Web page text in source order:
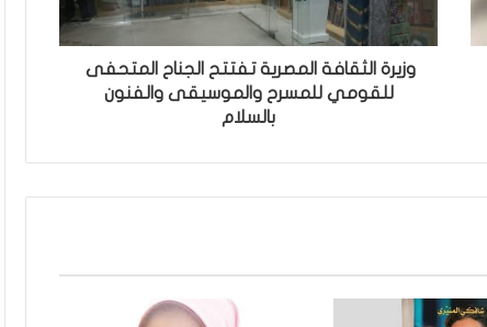
وزيرة الثقافة المصرية تفتتح الجناح المتحفى
للقومي للمسرح والموسيقى والفنون
بالسلام